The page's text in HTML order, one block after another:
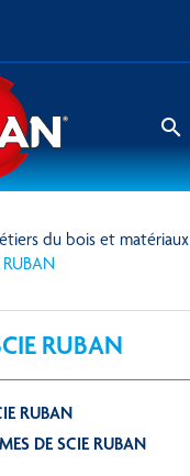
search
du bois et matériaux
RUBAN
RUBAN
DE SCIE RUBAN